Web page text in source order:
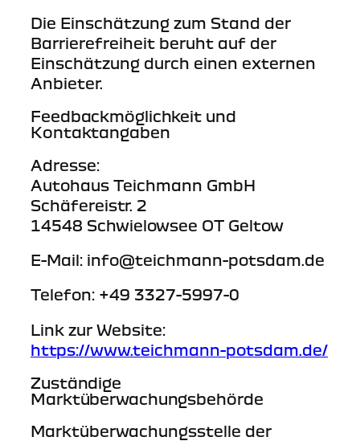
Die Einschätzung zum Stand der
Barrierefreiheit beruht auf der
Einschätzung durch einen externen
Anbieter.
Feedbackmöglichkeit und
Kontaktangaben
Adresse:
Autohaus Teichmann GmbH
Schäfereistr. 2
14548 Schwielowsee OT Geltow
E-Mail: info@teichmann-potsdam.de
Telefon: +49 3327-5997-0
Link zur Website:
https://www.teichmann-potsdam.de/
Zuständige
Marktüberwachungsbehörde
Marktüberwachungsstelle der